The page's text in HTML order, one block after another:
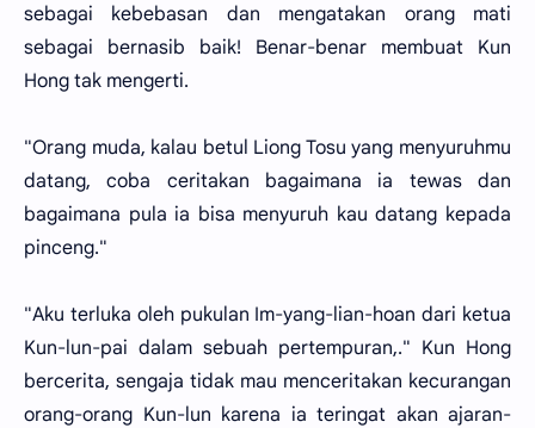
sebagai kebebasan dan mengatakan orang mati
sebagai bernasib baik! Benar-benar membuat Kun
Hong tak mengerti.
"Orang muda, kalau betul Liong Tosu yang menyuruhmu
datang, coba ceritakan bagaimana ia tewas dan
bagaimana pula ia bisa menyuruh kau datang kepada
pinceng."
"Aku terluka oleh pukulan Im-yang-lian-hoan dari ketua
Kun-lun-pai dalam sebuah pertempuran,." Kun Hong
bercerita, sengaja tidak mau menceritakan kecurangan
orang-orang Kun-lun karena ia teringat akan ajaran-